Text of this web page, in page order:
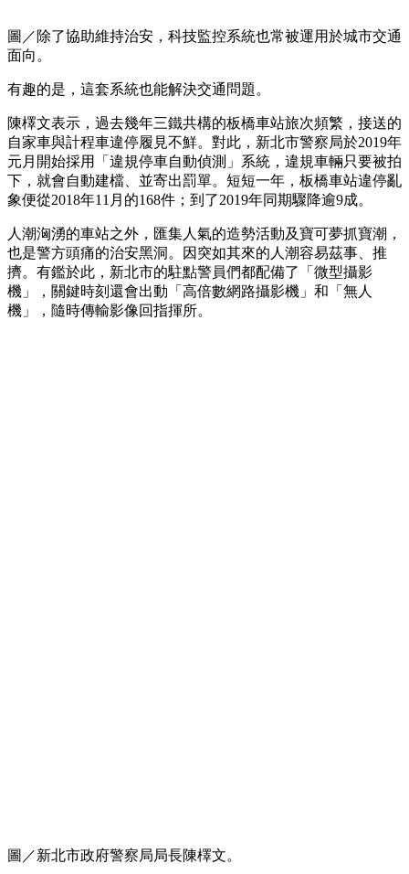
圖／除了協助維持治安，科技監控系統也常被運用於城市交通
面向。
有趣的是，這套系統也能解決交通問題。
陳檡文表示，過去幾年三鐵共構的板橋車站旅次頻繁，接送的
自家車與計程車違停履見不鮮。對此，新北市警察局於2019年
元月開始採用「違規停車自動偵測」系統，違規車輛只要被拍
下，就會自動建檔、並寄出罰單。短短一年，板橋車站違停亂
象便從2018年11月的168件；到了2019年同期驟降逾9成。
人潮洶湧的車站之外，匯集人氣的造勢活動及寶可夢抓寶潮，
也是警方頭痛的治安黑洞。因突如其來的人潮容易茲事、推
擠。有鑑於此，新北市的駐點警員們都配備了「微型攝影
機」，關鍵時刻還會出動「高倍數網路攝影機」和「無人
機」，隨時傳輸影像回指揮所。
圖／新北市政府警察局局長陳檡文。